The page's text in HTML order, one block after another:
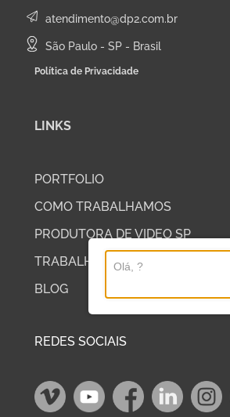
atendimento@dp2.com.br
São Paulo - SP - Brasil
Política de Privacidade
LINKS
PORTFOLIO
COMO TRABALHAMOS
PRODUTORA DE VIDEO SP
TRABALHE COM A DP2
BLOG
REDES SOCIAIS